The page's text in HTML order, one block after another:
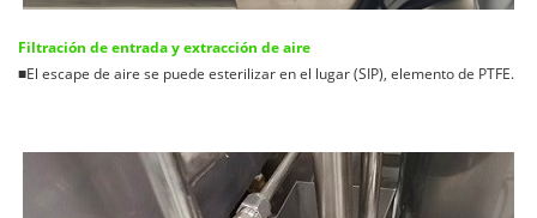
Filtración de entrada y extracción de aire
■El escape de aire se puede esterilizar en el lugar (SIP), elemento de PTFE.